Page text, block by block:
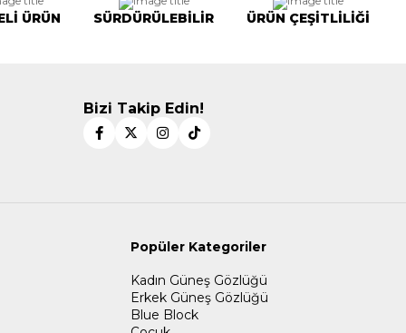
ÜRÜN SÜRDÜRÜLEBİLİR ÜRÜN ÇEŞİTLİLİĞİ
Bizi Takip Edin!
Popüler Kategoriler
Kadın Güneş Gözlüğü
Erkek Güneş Gözlüğü
Blue Block